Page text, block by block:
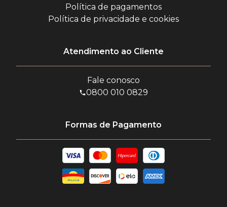
Política de pagamentos
Política de privacidade e cookies
Atendimento ao Cliente
Fale conosco
0800 010 0829
Formas de Pagamento